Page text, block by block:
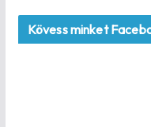
Kövess minket